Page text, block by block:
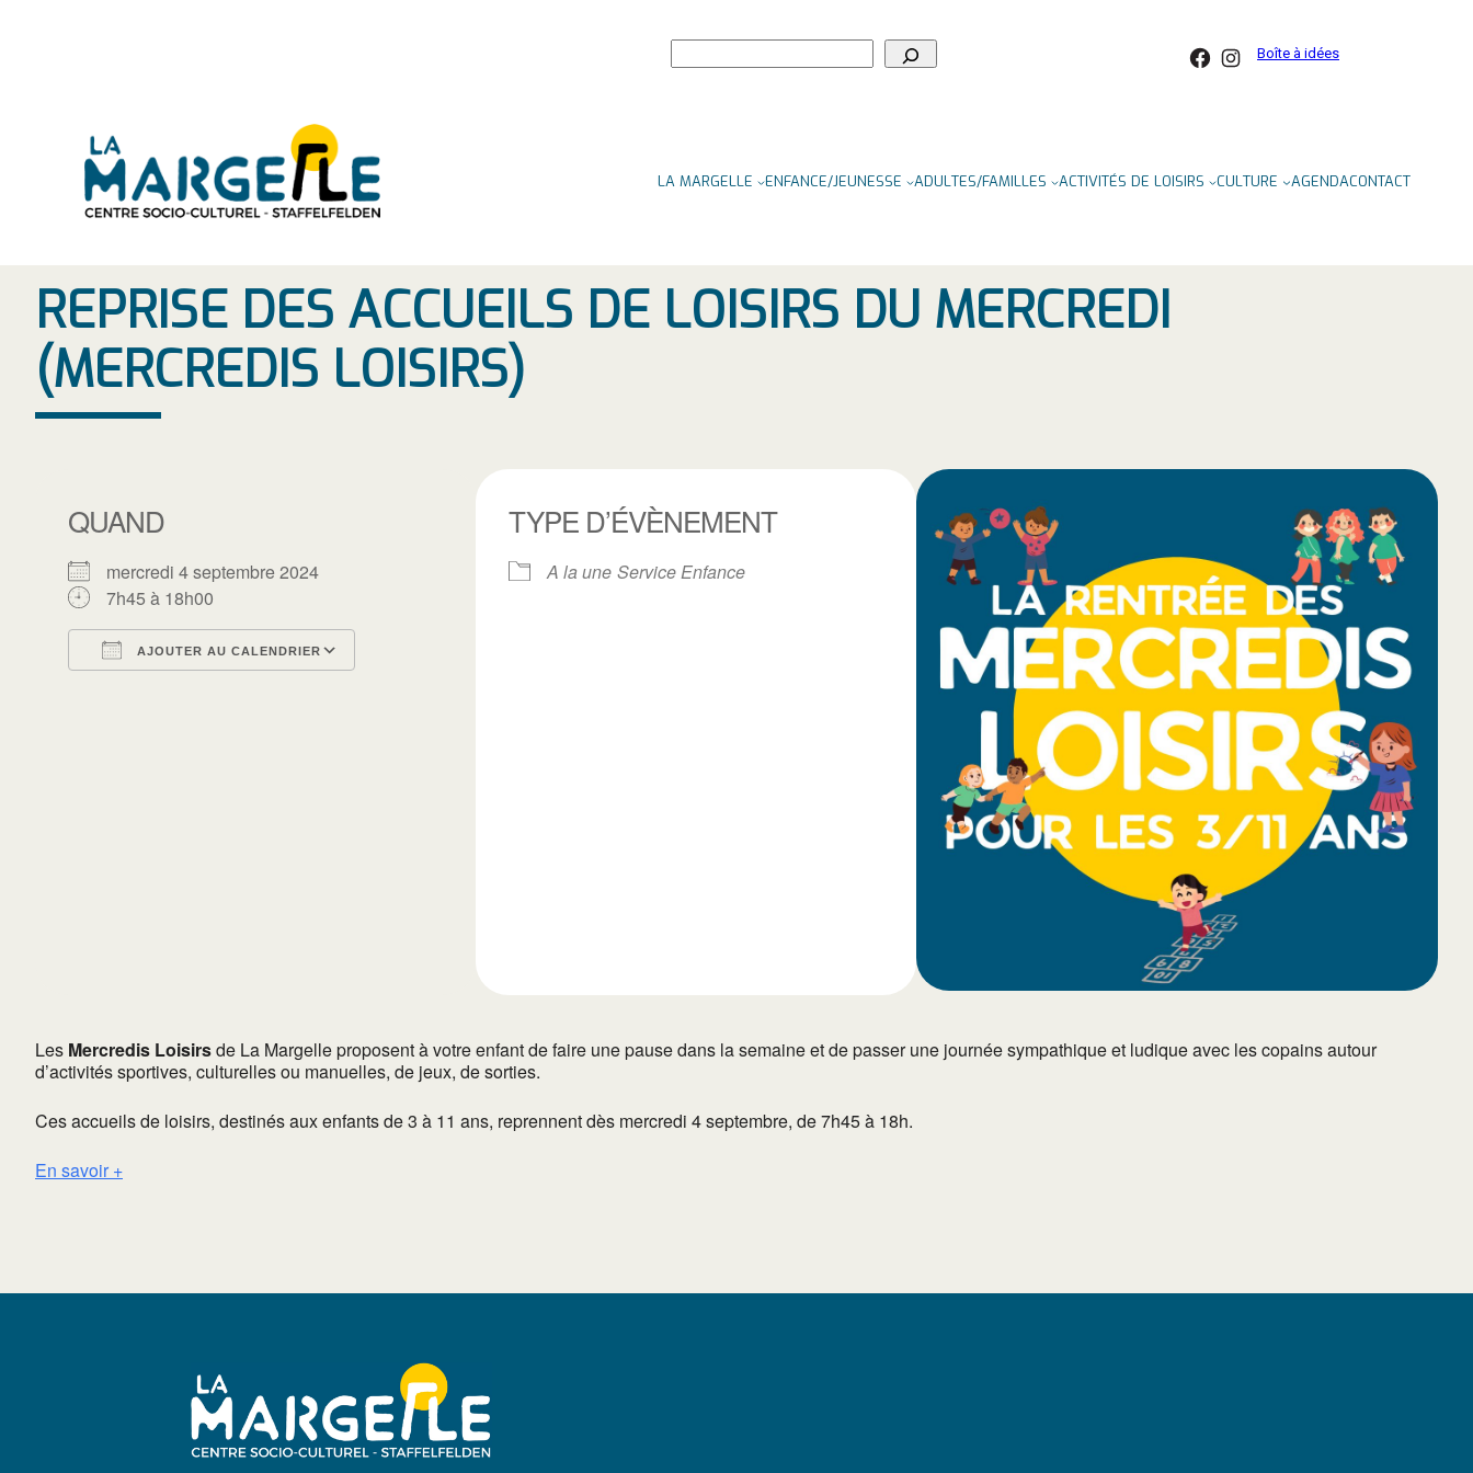
Facebook
Instagram
Boîte à idées
LA MARGELLE ENFANCE/JEUNESSE ADULTES/FAMILLES ACTIVITÉS DE LOISIRS CULTURE AGENDACONTACT
REPRISE DES ACCUEILS DE LOISIRS DU MERCREDI
(MERCREDIS LOISIRS)
QUAND
mercredi 4 septembre 2024
7h45 à 18h00
AJOUTER AU CALENDRIER
Office 365 Outlook Live
TYPE D’ÉVÈNEMENT
A la une Service Enfance
Les Mercredis Loisirsde La Margelle proposent à votre enfant de faire une pause dans la semaine et de passer une journée sympathique et ludique avec les copains autour
d’activités sportives, culturelles ou manuelles, de jeux, de sorties.
Ces accueils de loisirs, destinés aux enfants de 3 à 11 ans, reprennent dès mercredi 4 septembre, de 7h45 à 18h.
En savoir +